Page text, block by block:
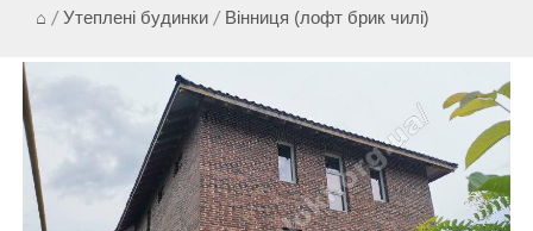
⌂ /Утеплені будинки/Вінниця (лофт брик чилі)